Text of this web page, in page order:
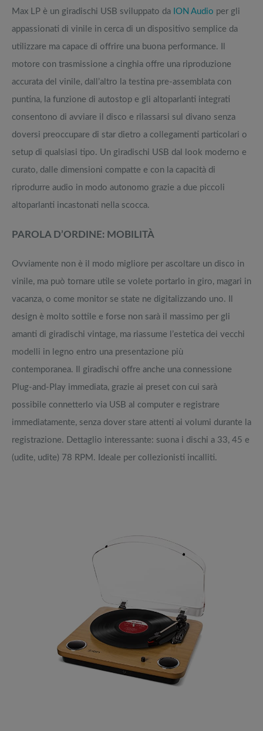
Max LP è un giradischi USB sviluppato da ION Audio per gli
appassionati di vinile in cerca di un dispositivo semplice da
utilizzare ma capace di offrire una buona performance. Il
motore con trasmissione a cinghia offre una riproduzione
accurata del vinile, dall’altro la testina pre-assemblata con
puntina, la funzione di autostop e gli altoparlanti integrati
consentono di avviare il disco e rilassarsi sul divano senza
doversi preoccupare di star dietro a collegamenti particolari o
setup di qualsiasi tipo. Un giradischi USB dal look moderno e
curato, dalle dimensioni compatte e con la capacità di
riprodurre audio in modo autonomo grazie a due piccoli
altoparlanti incastonati nella scocca.
PAROLA D’ORDINE: MOBILITÀ
Ovviamente non è il modo migliore per ascoltare un disco in
vinile, ma può tornare utile se volete portarlo in giro, magari in
vacanza, o come monitor se state ne digitalizzando uno. Il
design è molto sottile e forse non sarà il massimo per gli
amanti di giradischi vintage, ma riassume l’estetica dei vecchi
modelli in legno entro una presentazione più
contemporanea. Il giradischi offre anche una connessione
Plug-and-Play immediata, grazie ai preset con cui sarà
possibile connetterlo via USB al computer e registrare
immediatamente, senza dover stare attenti ai volumi durante la
registrazione. Dettaglio interessante: suona i dischi a 33, 45 e
(udite, udite) 78 RPM. Ideale per collezionisti incalliti.